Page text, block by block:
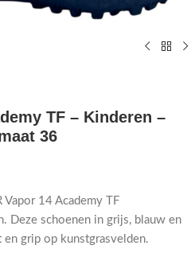
TF – Kinderen –
36
14 Academy TF
Deze schoenen in grijs, blauw en
grip op kunstgrasvelden.